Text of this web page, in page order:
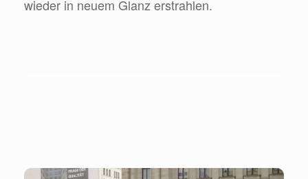
wieder in neuem Glanz erstrahlen.